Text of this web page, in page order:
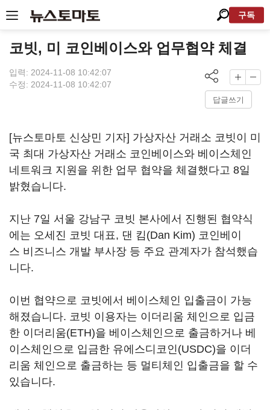
구독
코빗, 미 코인베이스와 업무협약 체결
입력: 2024-11-08 10:42:07
수정: 2024-11-08 10:42:07
답글쓰기
[뉴스토마토 신상민 기자] 가상자산 거래소 코빗이 미
국 최대 가상자산 거래소 코인베이스와 베이스체인
네트워크 지원을 위한 업무 협약을 체결했다고 8일
밝혔습니다.
지난 7일 서울 강남구 코빗 본사에서 진행된 협약식
에는 오세진 코빗 대표, 댄 킴(Dan Kim) 코인베이
스 비즈니스 개발 부사장 등 주요 관계자가 참석했습
니다.
이번 협약으로 코빗에서 베이스체인 입출금이 가능
해졌습니다. 코빗 이용자는 이더리움 체인으로 입금
한 이더리움(ETH)을 베이스체인으로 출금하거나 베
이스체인으로 입금한 유에스디코인(USDC)을 이더
리움 체인으로 출금하는 등 멀티체인 입출금을 할 수
있습니다.